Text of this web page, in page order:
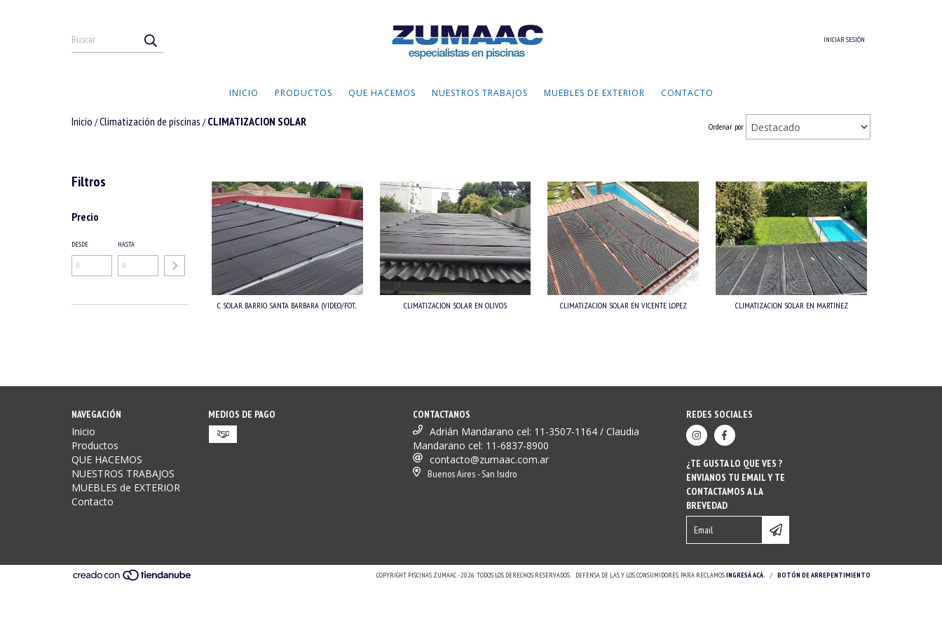
INICIAR SESIÓN
INICIO PRODUCTOS QUE HACEMOS NUESTROS TRABAJOS MUEBLES DE EXTERIOR CONTACTO
Inicio /Climatización de piscinas / CLIMATIZACION SOLAR Ordenar por
Filtros
Precio
DESDE HASTA
C. SOLAR BARRIO SANTA BARBARA (VIDEO/FOT... CLIMATIZACION SOLAR EN OLIVOS CLIMATIZACION SOLAR EN VICENTE LOPEZ CLIMATIZACION SOLAR EN MARTINEZ
NAVEGACIÓN
Inicio
Productos
QUE HACEMOS
NUESTROS TRABAJOS
MUEBLES de EXTERIOR
Contacto
MEDIOS DE PAGO CONTACTANOS
Adrián Mandarano cel: 11-3507-1164 / Claudia
Mandarano cel: 11-6837-8900
contacto@zumaac.com.ar
Buenos Aires - San Isidro
REDES SOCIALES
¿TE GUSTA LO QUE VES ?
ENVIANOS TU EMAIL Y TE
CONTACTAMOS A LA
BREVEDAD
COPYRIGHT PISCINAS ZUMAAC - 2026. TODOS LOS DERECHOS RESERVADOS. DEFENSA DE LAS Y LOS CONSUMIDORES. PARA RECLAMOSINGRESÁ ACÁ. / BOTÓN DE ARREPENTIMIENTO